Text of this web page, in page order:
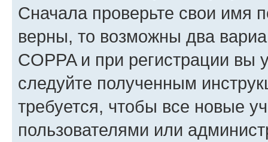
Сначала проверьте свои имя
верны, то возможны два
COPPA и при регистрации вы
следуйте полученным
требуется, чтобы все новые
пользователями или